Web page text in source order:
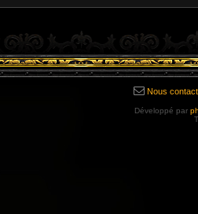
Nous
Développé par